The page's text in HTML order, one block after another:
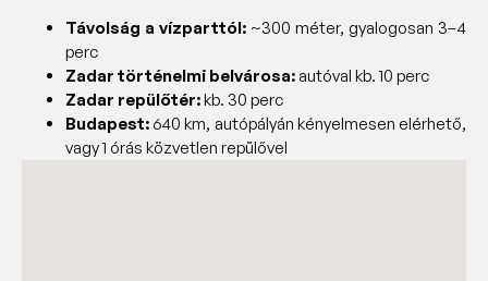
Távolság a vízparttól: ~300 méter, gyalogosan 3–4
perc
Zadar történelmi belvárosa: autóval kb. 10 perc
Zadar repülőtér:kb. 30 perc
Budapest: 640 km, autópályán kényelmesen elérhető,
vagy 1 órás közvetlen repülővel